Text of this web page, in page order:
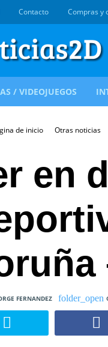
Contacto Compras y
/ VIDEOJUEGOS
de inicio Otras noticias
en
FERNANDEZ